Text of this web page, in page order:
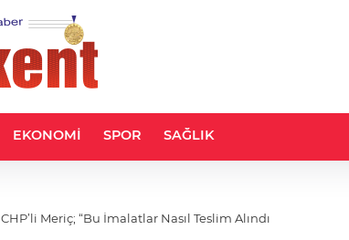
EKONOMİ SPOR SAĞLIK
CHP’li Meriç; “Bu İmalatlar Nasıl Teslim Alındı